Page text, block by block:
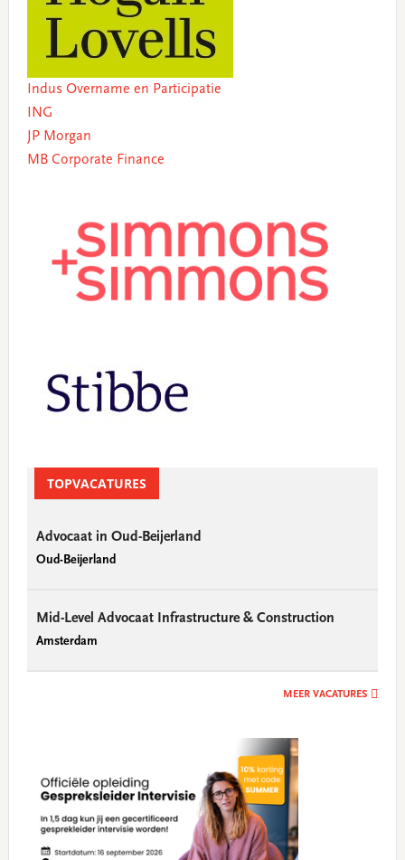
Indus Overname en Participatie
ING
JP Morgan
MB Corporate Finance
TOPVACATURES
Advocaat in Oud-Beijerland
Oud-Beijerland
Mid-Level Advocaat Infrastructure & Construction
Amsterdam
MEER VACATURES